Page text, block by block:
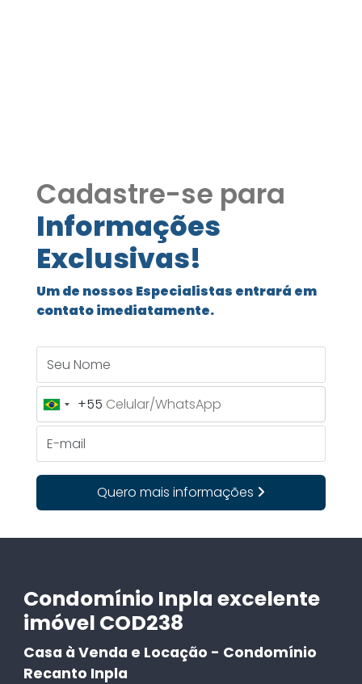
Cadastre-se para
Informações
Exclusivas!
Um de nossos Especialistas entrará em
contato imediatamente.
Brazil
+55
+55
Quero mais informações
Condomínio Inpla excelente
imóvel COD238
Casa à Venda e Locação - Condomínio
Recanto Inpla